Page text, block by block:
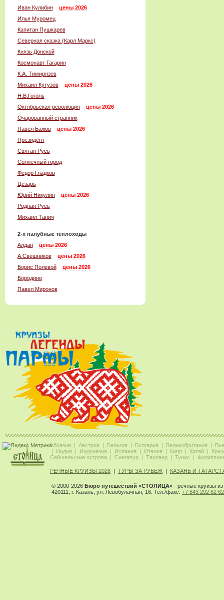
Иван Кулибин
цены 2026
Илья Муромец
Капитан Пушкарев
Северная сказка (Карл Маркс)
Князь Донской
Космонавт Гагарин
К.А. Тимирязев
Михаил Кутузов
цены 2026
Н.В.Гоголь
Октябрьская революция
цены 2026
Очарованный странник
Павел Бажов
цены 2026
Президент
Святая Русь
Солнечный город
Фёдор Гладков
Цезарь
Юрий Никулин
цены 2026
Родная Русь
Михаил Танич
2-x палубные теплоходы
Алдан
цены 2026
А.Свешников
цены 2026
Борис Полевой
цены 2026
Бородино
Павел Миронов
Абхазия | Австрия | Бельгия | Болгария | Великобритания |
| Индия | Индонезия | Испания | Италия | Кипр | Китай |
Сейшельские острова | Сингапур | Таиланд | Тунис |
РЕЧНЫЕ КРУИЗЫ 2026 | ТУРЫ ЗА РУБЕЖ | КАЗАНЬ И
© 2000-2026 Бюро путешествий «СТОЛИЦА» - речные круизы из
420111, г. Казань, ул. Левобулачная, 16. Тел./факс: +7 843 292 62 62